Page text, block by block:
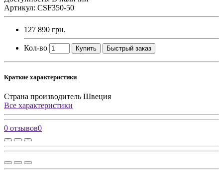
Артикул: CSF350-50
127 890 грн.
Кол-во Купить Быстрый заказ
Краткие характеристики
Страна производитель Швеция
Все характеристики
0 отзывов0